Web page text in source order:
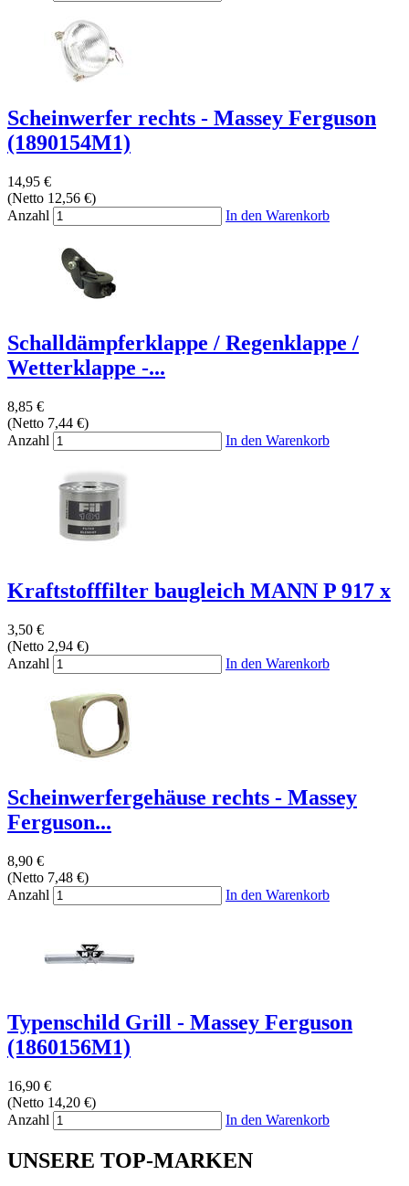
Scheinwerfer rechts - Massey Ferguson
(1890154M1)
14,95 €
(Netto 12,56 €)
Anzahl
In den Warenkorb
Schalldämpferklappe / Regenklappe /
Wetterklappe -...
8,85 €
(Netto 7,44 €)
Anzahl
In den Warenkorb
Kraftstofffilter baugleich MANN P 917 x
3,50 €
(Netto 2,94 €)
Anzahl
In den Warenkorb
Scheinwerfergehäuse rechts - Massey
Ferguson...
8,90 €
(Netto 7,48 €)
Anzahl
In den Warenkorb
Typenschild Grill - Massey Ferguson
(1860156M1)
16,90 €
(Netto 14,20 €)
Anzahl
In den Warenkorb
UNSERE TOP-MARKEN